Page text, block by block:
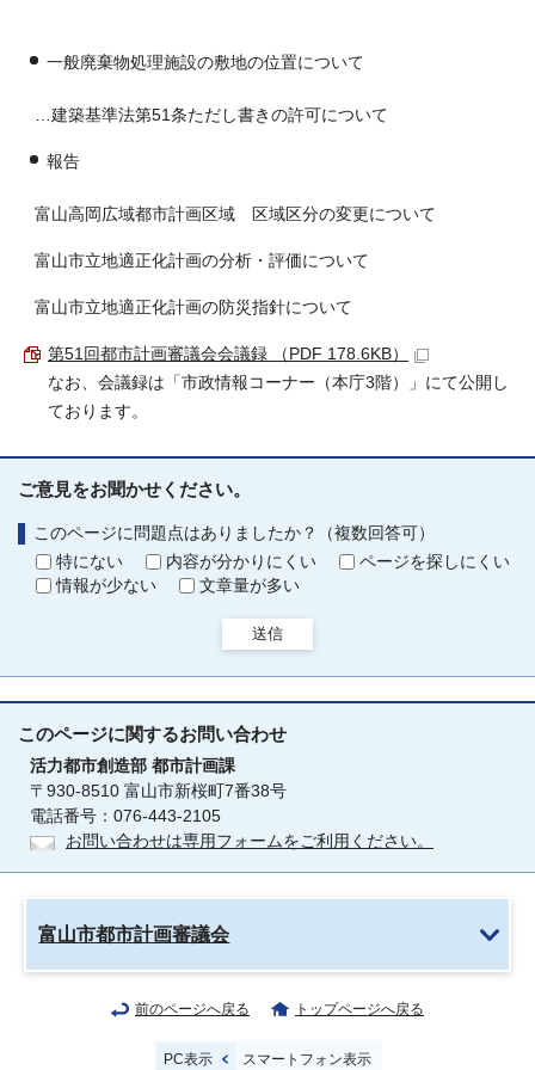
一般廃棄物処理施設の敷地の位置について
…建築基準法第51条ただし書きの許可について
報告
富山高岡広域都市計画区域 区域区分の変更について
富山市立地適正化計画の分析・評価について
富山市立地適正化計画の防災指針について
第51回都市計画審議会会議録 （PDF 178.6KB）
なお、会議録は「市政情報コーナー（本庁3階）」にて公開し
ております。
ご意見をお聞かせください。
このページに問題点はありましたか？（複数回答可）
特にない
内容が分かりにくい
ページを探しにくい
情報が少ない
文章量が多い
送信
このページに関するお問い合わせ
活力都市創造部 都市計画課
〒930-8510 富山市新桜町7番38号
電話番号：076-443-2105
お問い合わせは専用フォームをご利用ください。
富山市都市計画審議会
前のページへ戻る トップページへ戻る
PC表示 スマートフォン表示